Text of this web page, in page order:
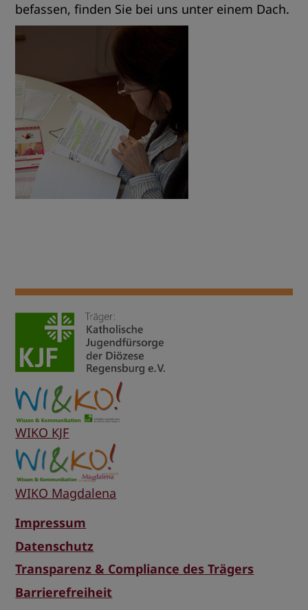
befassen, finden Sie bei uns unter einem Dach.
WIKO KJF
WIKO Magdalena
Impressum
Datenschutz
Transparenz & Compliance des Trägers
Barrierefreiheit